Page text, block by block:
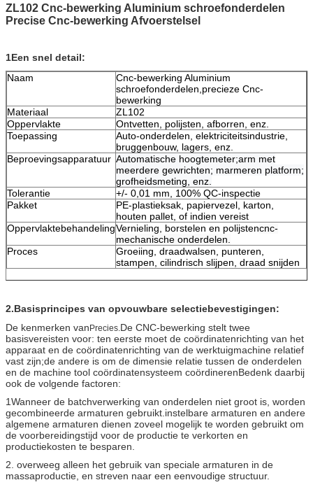
ZL102 Cnc-bewerking Aluminium schroefonderdelen
Precise Cnc-bewerking Afvoerstelsel
1Een snel detail:
Naam
Cnc-bewerking Aluminium
schroefonderdelen,precieze Cnc-
bewerking
Materiaal
ZL102
Oppervlakte
Ontvetten, polijsten, afborren, enz.
Toepassing
Auto-onderdelen, elektriciteitsindustrie,
bruggenbouw, lagers, enz.
Beproevingsapparatuur Automatische hoogtemeter;arm met
meerdere gewrichten; marmeren platform;
grofheidsmeting, enz.
Tolerantie
+/- 0,01 mm, 100% QC-inspectie
Pakket
PE-plastieksak, papiervezel, karton,
houten pallet, of indien vereist
OppervlaktebehandelingVernieling, borstelen en polijstencnc-
mechanische onderdelen.
Proces
Groeiing, draadwalsen, punteren,
stampen, cilindrisch slijpen, draad snijden
2.Basisprincipes van opvouwbare selectiebevestigingen:
De kenmerken vanPrecies.De CNC-bewerking stelt twee
basisvereisten voor: ten eerste moet de coördinatenrichting van het
apparaat en de coördinatenrichting van de werktuigmachine relatief
vast zijn;de andere is om de dimensie relatie tussen de onderdelen
en de machine tool coördinatensysteem coördinerenBedenk daarbij
ook de volgende factoren:
1Wanneer de batchverwerking van onderdelen niet groot is, worden
gecombineerde armaturen gebruikt.instelbare armaturen en andere
algemene armaturen dienen zoveel mogelijk te worden gebruikt om
de voorbereidingstijd voor de productie te verkorten en
productiekosten te besparen.
2. overweeg alleen het gebruik van speciale armaturen in de
massaproductie, en streven naar een eenvoudige structuur.